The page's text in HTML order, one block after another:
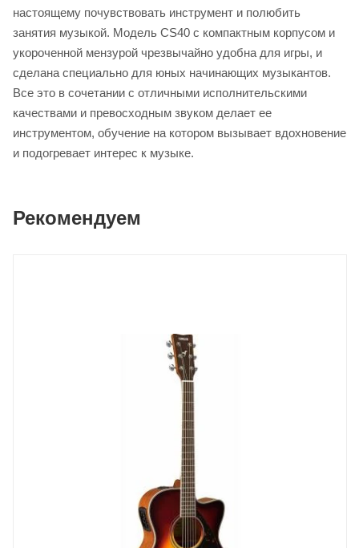
настоящему почувствовать инструмент и полюбить
занятия музыкой. Модель CS40 с компактным корпусом и
укороченной мензурой чрезвычайно удобна для игры, и
сделана специально для юных начинающих музыкантов.
Все это в сочетании с отличными исполнительскими
качествами и превосходным звуком делает ее
инструментом, обучение на котором вызывает вдохновение
и подогревает интерес к музыке.
Рекомендуем